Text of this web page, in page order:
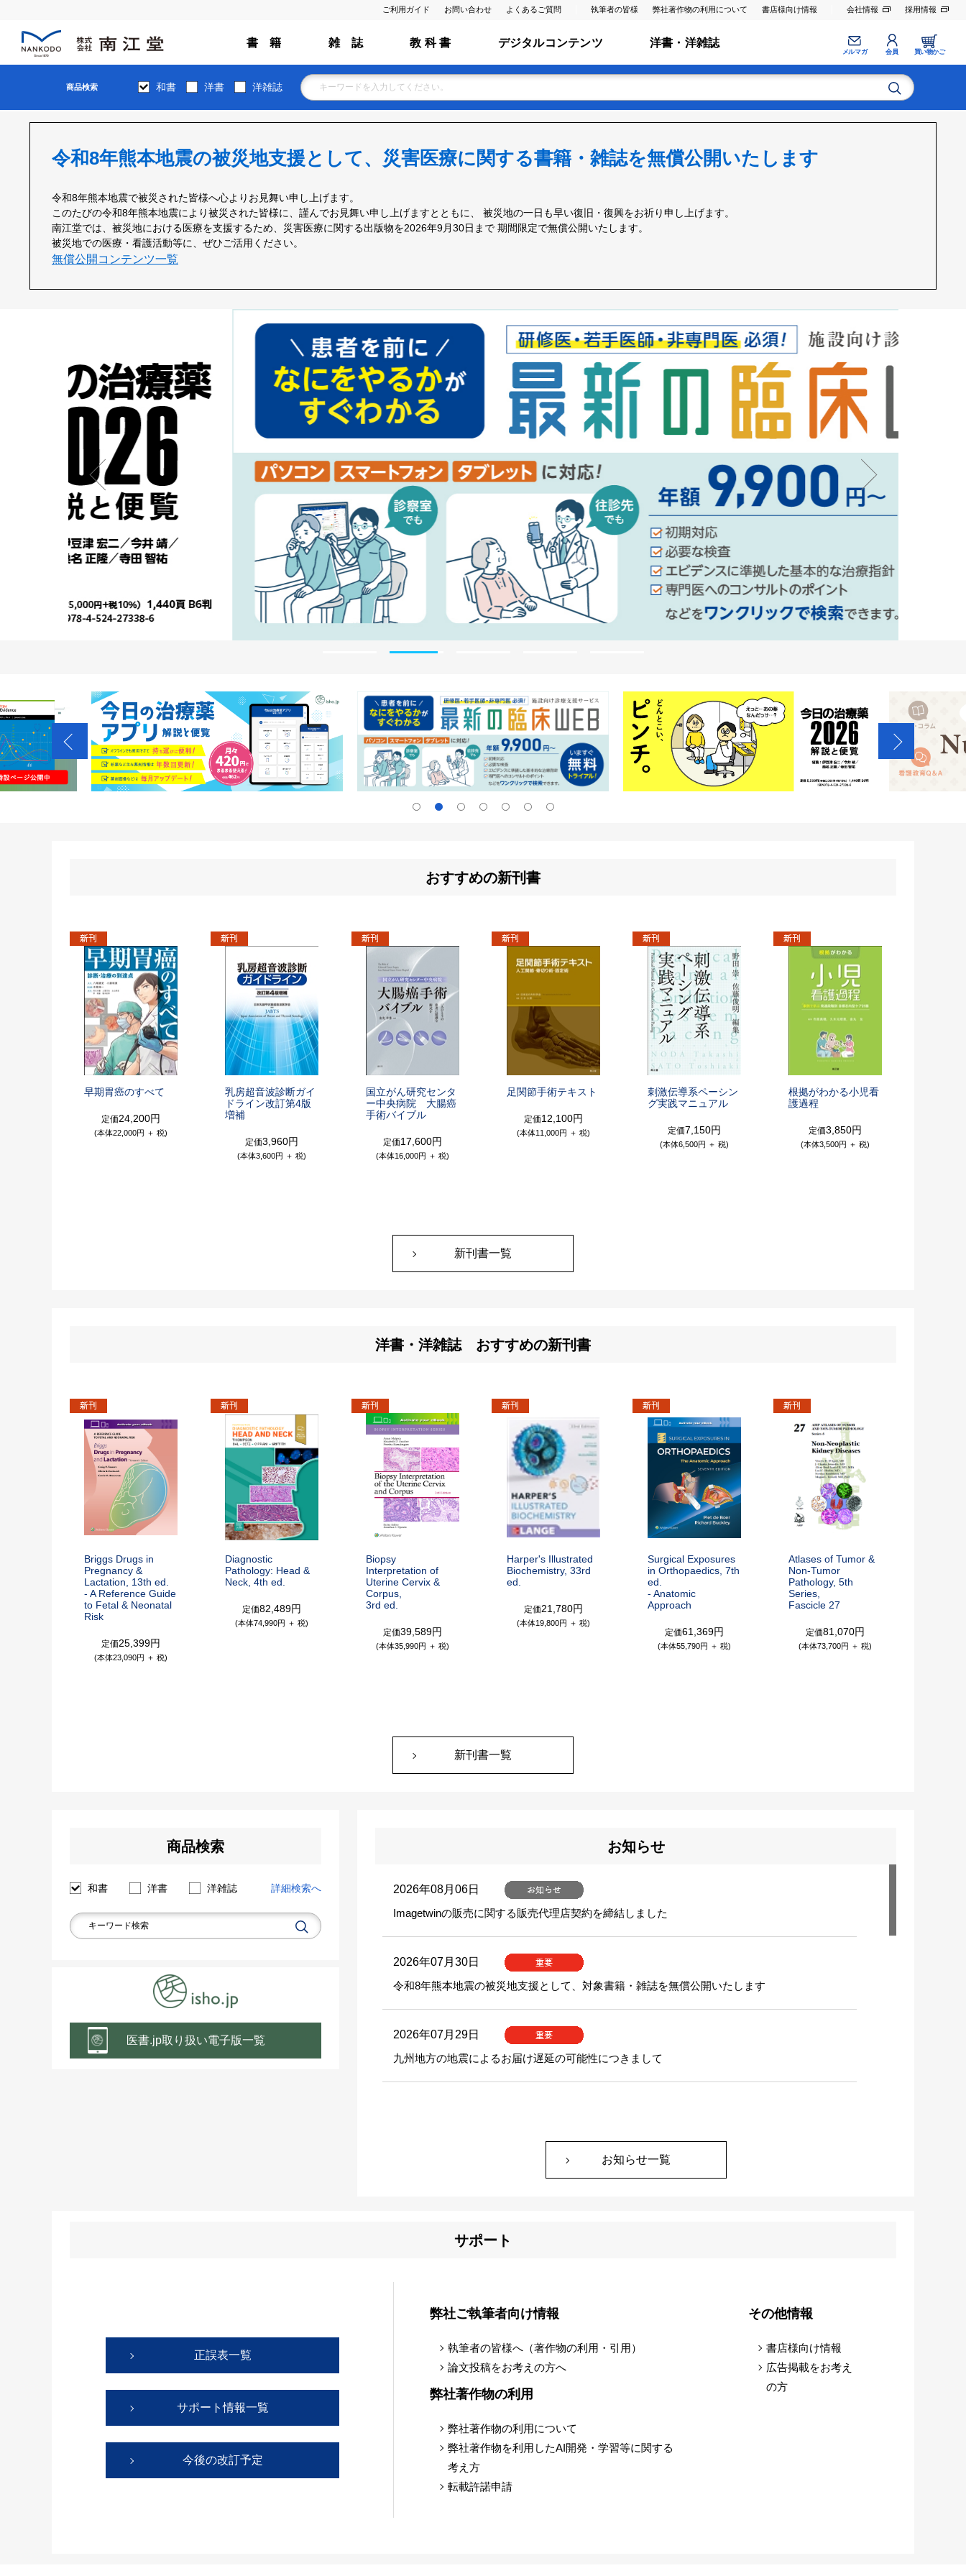
ご利用ガイド お問い合わせ よくあるご質問 執筆者の皆様 弊社著作物の利用について 書店様向け情報 会社情報 採用情報
書 籍 雑 誌 教 科 書 デジタルコンテンツ 洋書・洋雑誌
メルマガ 会員 買い物かご
商品検索 和書 洋書 洋雑誌
令和8年熊本地震の被災地支援として、災害医療に関する書籍・雑誌を無償公開いたします
令和8年熊本地震で被災された皆様へ心よりお見舞い申し上げます。
このたびの令和8年熊本地震により被災された皆様に、謹んでお見舞い申し上げますとともに、 被災地の一日も早い復旧・復興をお祈り申し上げます。
南江堂では、被災地における医療を支援するため、災害医療に関する出版物を2026年9月30日まで 期間限定で無償公開いたします。
被災地での医療・看護活動等に、ぜひご活用ください。
無償公開コンテンツ一覧
おすすめの新刊書
早期胃癌のすべて
定価24,200円
(本体22,000円 ＋ 税)
乳房超音波診断ガイ
ドライン改訂第4版
増補
定価3,960円
(本体3,600円 ＋ 税)
国立がん研究センタ
ー中央病院 大腸癌
手術バイブル
定価17,600円
(本体16,000円 ＋ 税)
足関節手術テキスト
定価12,100円
(本体11,000円 ＋ 税)
刺激伝導系ペーシン
グ実践マニュアル
定価7,150円
(本体6,500円 ＋ 税)
根拠がわかる小児看
護過程
定価3,850円
(本体3,500円 ＋ 税)
新刊書一覧
洋書・洋雑誌 おすすめの新刊書
Briggs Drugs in
Pregnancy &
Lactation, 13th ed.
- A Reference Guide
to Fetal & Neonatal
Risk
定価25,399円
(本体23,090円 ＋ 税)
Diagnostic
Pathology: Head &
Neck, 4th ed.
定価82,489円
(本体74,990円 ＋ 税)
Biopsy
Interpretation of
Uterine Cervix &
Corpus,
3rd ed.
定価39,589円
(本体35,990円 ＋ 税)
Harper's Illustrated
Biochemistry, 33rd
ed.
定価21,780円
(本体19,800円 ＋ 税)
Surgical Exposures
in Orthopaedics, 7th
ed.
- Anatomic
Approach
定価61,369円
(本体55,790円 ＋ 税)
Atlases of Tumor &
Non-Tumor
Pathology, 5th
Series,
Fascicle 27
定価81,070円
(本体73,700円 ＋ 税)
新刊書一覧
お知らせ
2026年08月06日
Imagetwinの販売に関する販売代理店契約を締結しました
2026年07月30日
令和8年熊本地震の被災地支援として、対象書籍・雑誌を無償公開いたします
2026年07月29日
九州地方の地震によるお届け遅延の可能性につきまして
Visible Bodyの販売に関する総代理店契約を締結しました
2025年09月30日
ドクターズ株式会社と資本業務提携を行い、AIメディカルナレッジプラットフォームの開発に
取り組み始めました。
2025年09月11日
開始しました。
お知らせ一覧
商品検索
和書 洋書 洋雑誌 詳細検索へ
医書.jp取り扱い電子版一覧
サポート
正誤表一覧
サポート情報一覧
今後の改訂予定
弊社ご執筆者向け情報
執筆者の皆様へ（著作物の利用・引用）
論文投稿をお考えの方へ
弊社著作物の利用
弊社著作物の利用について
弊社著作物を利用したAI開発・学習等に関する
考え方
転載許諾申請
その他情報
書店様向け情報
広告掲載をお考え
の方